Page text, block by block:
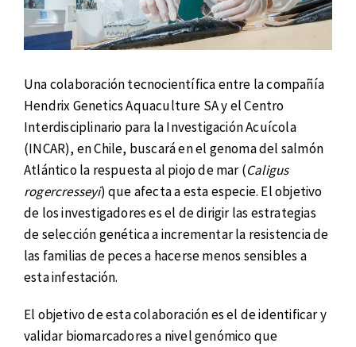
Una colaboración tecnocientífica entre la compañía
Hendrix Genetics Aquaculture SA y el Centro
Interdisciplinario para la Investigación Acuícola
(INCAR), en Chile, buscará en el genoma del salmón
Atlántico la respuesta al piojo de mar (Caligus
rogercresseyi) que afecta a esta especie. El objetivo
de los investigadores es el de dirigir las estrategias
de selección genética a incrementar la resistencia de
las familias de peces a hacerse menos sensibles a
esta infestación.
El objetivo de esta colaboración es el de identificar y
validar biomarcadores a nivel genómico que